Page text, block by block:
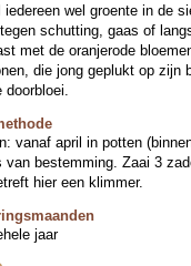
iedereen wel groente in de
schutting, gaas of
met de oranjerode
die jong geplukt op zijn
doorbloei.
vanaf april in potten
van bestemming. Zaai 3
hier een klimmer.
jaar